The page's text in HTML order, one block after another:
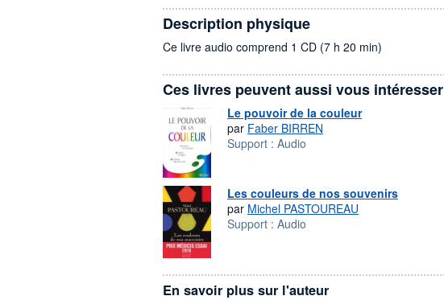
Description physique
Ce livre audio comprend 1 CD (7 h 20 min)
Ces livres peuvent aussi vous intéresser
Le pouvoir de la couleur
par Faber BIRREN
Support : Audio
Les couleurs de nos souvenirs
par Michel PASTOUREAU
Support : Audio
En savoir plus sur l'auteur